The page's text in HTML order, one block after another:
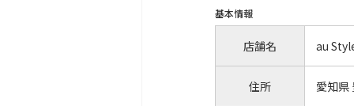
基本情報
店舗名 au
住所 愛知県